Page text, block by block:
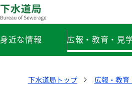
身近な情報 広報・教育・見
下水道局トップ 広報・教育